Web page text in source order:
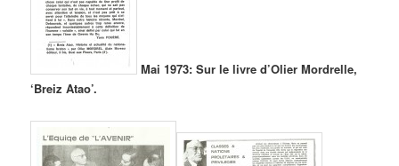
Mai 1973: Sur le livre d’Olier Mordrelle,
‘Breiz Atao’.